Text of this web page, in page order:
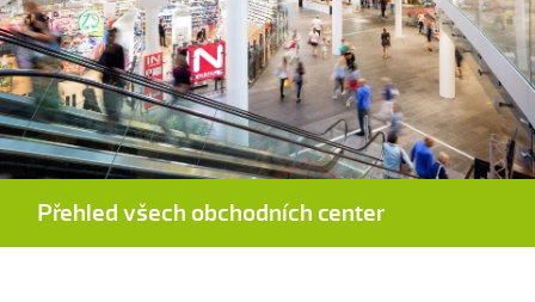
Přehled všech obchodních center